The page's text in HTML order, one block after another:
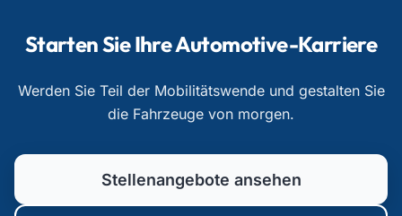
Starten Sie Ihre Automotive-Karriere
Werden Sie Teil der Mobilitätswende und gestalten Sie
die Fahrzeuge von morgen.
Stellenangebote ansehen